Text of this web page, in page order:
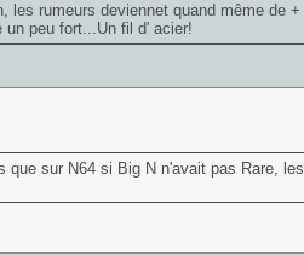
les rumeurs deviennet quand même de
peu fort...Un fil d' acier!
que sur N64 si Big N n'avait pas Rare,